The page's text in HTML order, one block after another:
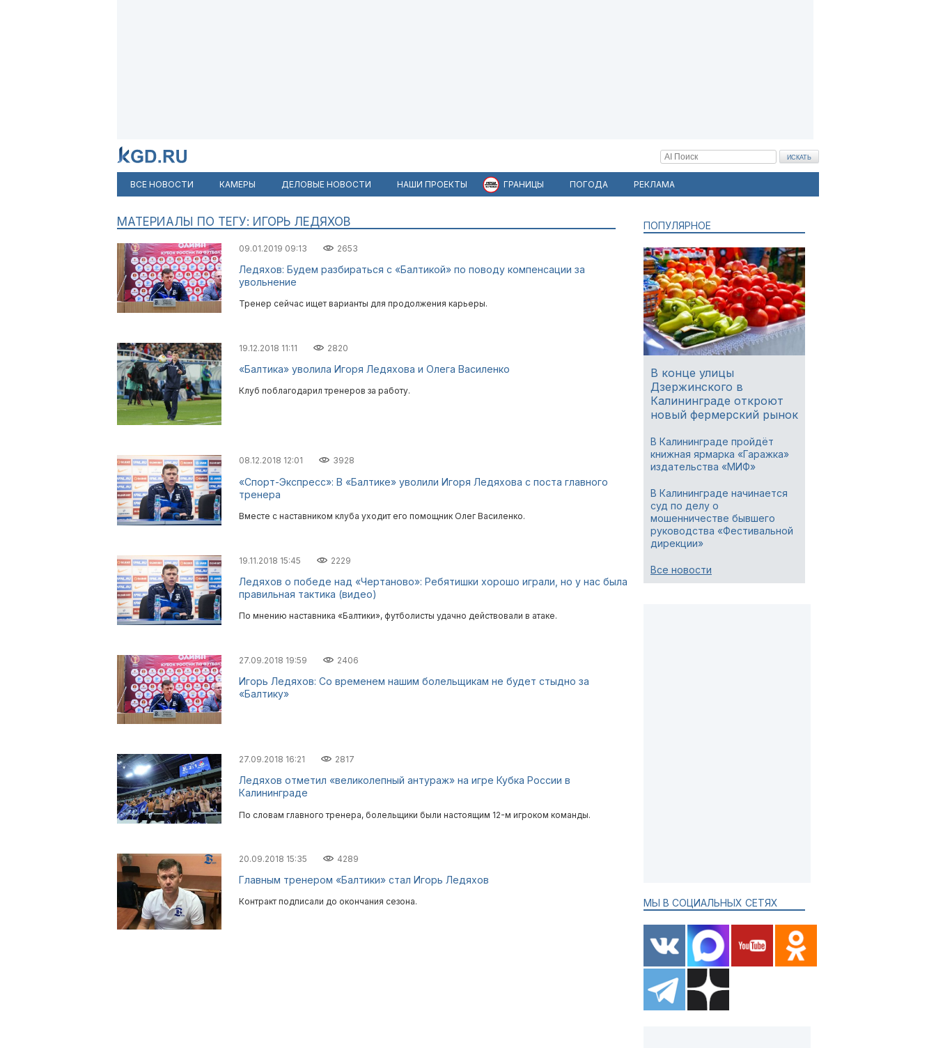
ВСЕ НОВОСТИ КАМЕРЫ ДЕЛОВЫЕ НОВОСТИ НАШИ ПРОЕКТЫ ГРАНИЦЫ ПОГОДА РЕКЛАМА
МАТЕРИАЛЫ ПО ТЕГУ: ИГОРЬ ЛЕДЯХОВ
09.01.2019 09:13 2653
Ледяхов: Будем разбираться с «Балтикой» по поводу компенсации за
увольнение
Тренер сейчас ищет варианты для продолжения карьеры.
19.12.2018 11:11 2820
«Балтика» уволила Игоря Ледяхова и Олега Василенко
Клуб поблагодарил тренеров за работу.
08.12.2018 12:01 3928
«Спорт-Экспресс»: В «Балтике» уволили Игоря Ледяхова с поста главного
тренера
Вместе с наставником клуба уходит его помощник Олег Василенко.
19.11.2018 15:45 2229
Ледяхов о победе над «Чертаново»: Ребятишки хорошо играли, но у нас была
правильная тактика (видео)
По мнению наставника «Балтики», футболисты удачно действовали в атаке.
27.09.2018 19:59 2406
Игорь Ледяхов: Со временем нашим болельщикам не будет стыдно за
«Балтику»
27.09.2018 16:21 2817
Ледяхов отметил «великолепный антураж» на игре Кубка России в
Калининграде
По словам главного тренера, болельщики были настоящим 12-м игроком команды.
20.09.2018 15:35 4289
Главным тренером «Балтики» стал Игорь Ледяхов
Контракт подписали до окончания сезона.
ПОПУЛЯРНОЕ
В конце улицы
Дзержинского в
Калининграде откроют
новый фермерский рынок
В Калининграде пройдёт
книжная ярмарка «Гаражка»
издательства «МИФ»
В Калининграде начинается
суд по делу о
мошенничестве бывшего
руководства «Фестивальной
дирекции»
Все новости
МЫ В СОЦИАЛЬНЫХ СЕТЯХ